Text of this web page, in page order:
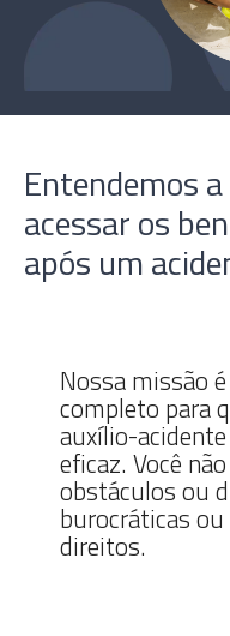
Entendemos
acessar os
após um
Nossa missão
completo para
auxílio-
eficaz. Você
obstáculos ou
burocráticas
direitos.